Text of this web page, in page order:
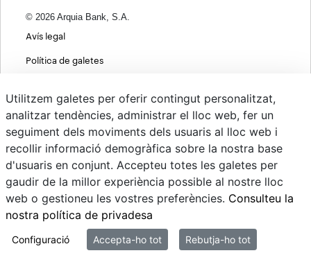
© 2026 Arquia Bank, S.A.
Avís legal
Política de galetes
Política de privacitat web
MIFID
Psd22
Canvi de Divises
Sistema intern d'informació
Utilitzem galetes per oferir contingut personalitzat,
analitzar tendències, administrar el lloc web, fer un
seguiment dels moviments dels usuaris al lloc web i
recollir informació demogràfica sobre la nostra base
d'usuaris en conjunt. Accepteu totes les galetes per
gaudir de la millor experiència possible al nostre lloc
web o gestioneu les vostres preferències. Consulteu la
nostra política de privadesa
Configuració Accepta-ho tot Rebutja-ho tot